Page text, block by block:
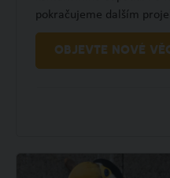
pokračujeme dalším
OBJEVTE NOVÉ